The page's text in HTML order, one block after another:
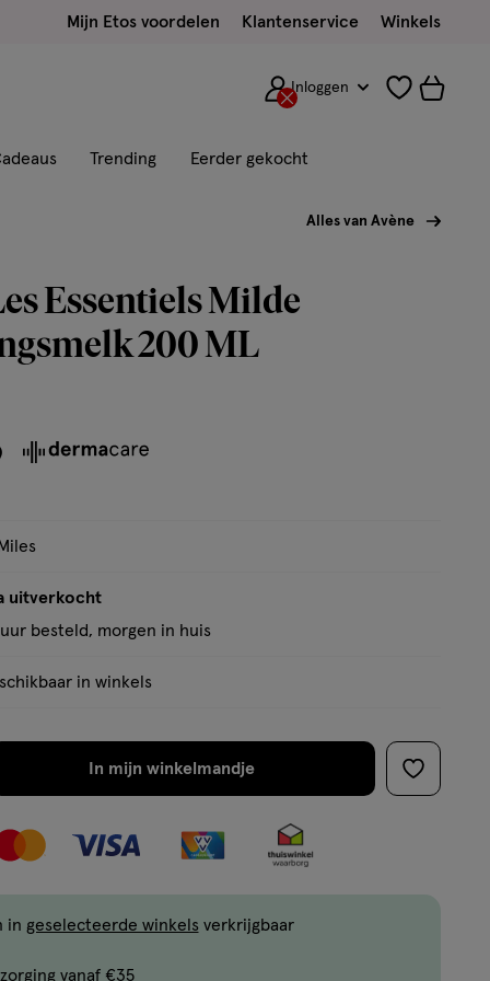
Mijn Etos voordelen Klantenservice Winkels
Inloggen
Trending Eerder gekocht
Alles van Avène
Essentiels Milde
200 ML
uitverkocht
besteld, morgen in huis
in winkels
In mijn winkelmandje
verhoog
met
Bijna
in geselecteerde winkelsverkrijgbaar
vanaf €35